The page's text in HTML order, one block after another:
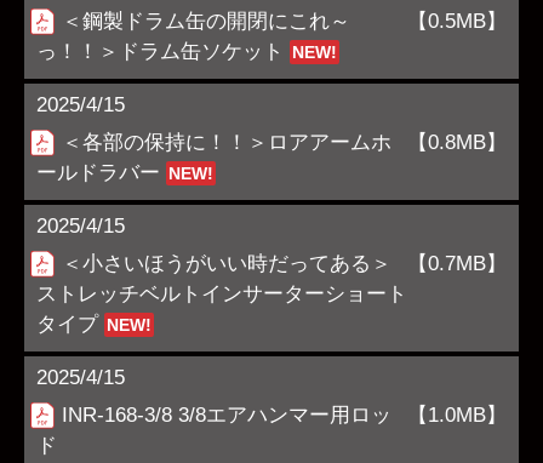
＜鋼製ドラム缶の開閉にこれ～
っ！！＞ドラム缶ソケット
NEW!
【0.5MB】
2025/4/15
＜各部の保持に！！＞ロアアームホ
ールドラバー NEW!
【0.8MB】
2025/4/15
＜小さいほうがいい時だってある＞
ストレッチベルトインサーターショート
タイプ NEW!
【0.7MB】
2025/4/15
INR-168-3/8 3/8エアハンマー用ロッ
ド
【1.0MB】